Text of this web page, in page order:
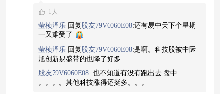
1人
莹桢泽乐 回复 股友79V6060E08:还有易中天下个星期
一又难受了
莹桢泽乐 回复 股友79V6060E08:是啊。科技股被中际
旭创新易盛带的也降了好多
股友79V6060E08 :也不知道有没有跑出去 盘中
。。。。其他科技涨得还挺多。。。